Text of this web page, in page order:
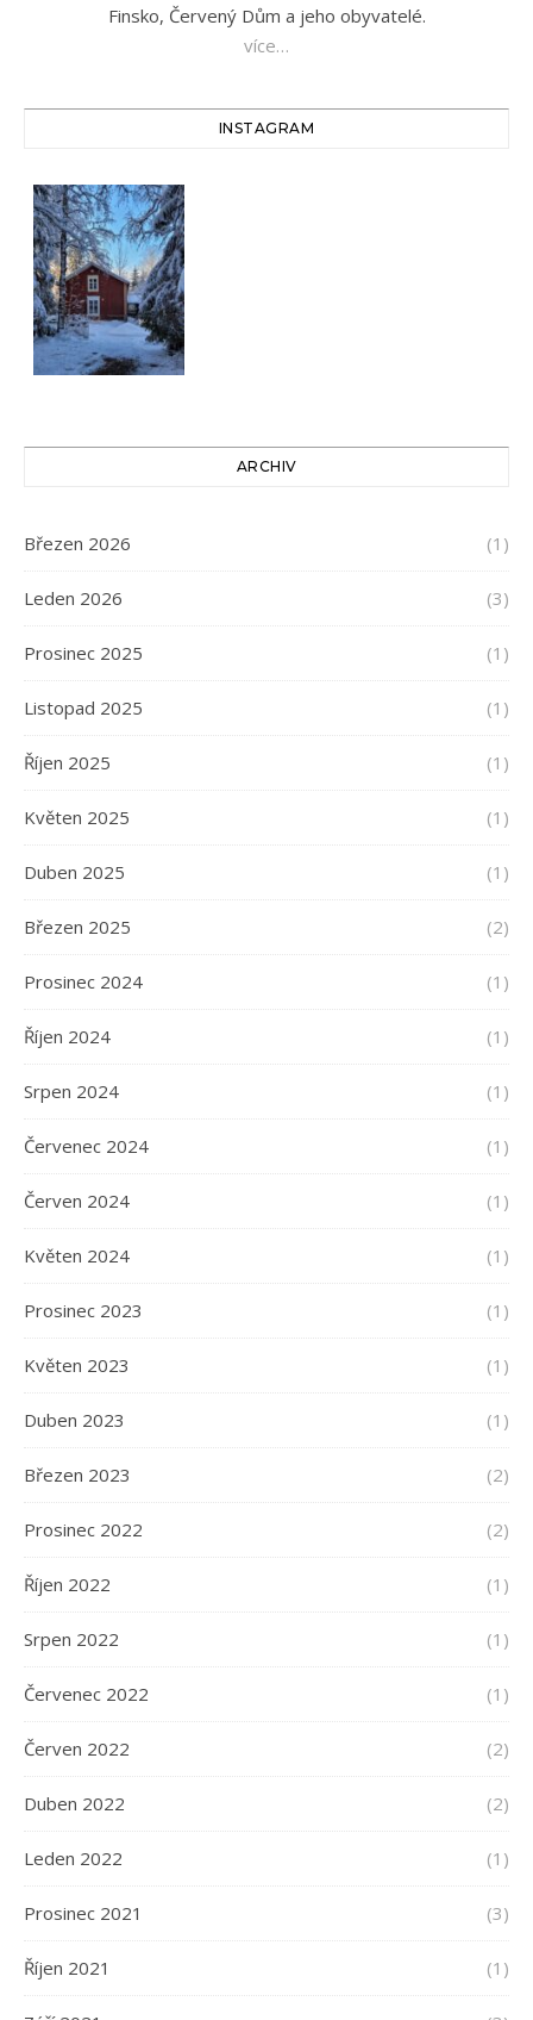
Finsko, Červený Dům a jeho obyvatelé.
více…
INSTAGRAM
ARCHIV
Březen 2026 (1)
Leden 2026 (3)
Prosinec 2025 (1)
Listopad 2025 (1)
Říjen 2025 (1)
Květen 2025 (1)
Duben 2025 (1)
Březen 2025 (2)
Prosinec 2024 (1)
Říjen 2024 (1)
Srpen 2024 (1)
Červenec 2024 (1)
Červen 2024 (1)
Květen 2024 (1)
Prosinec 2023 (1)
Květen 2023 (1)
Duben 2023 (1)
Březen 2023 (2)
Prosinec 2022 (2)
Říjen 2022 (1)
Srpen 2022 (1)
Červenec 2022 (1)
Červen 2022 (2)
Duben 2022 (2)
Leden 2022 (1)
Prosinec 2021 (3)
Říjen 2021 (1)